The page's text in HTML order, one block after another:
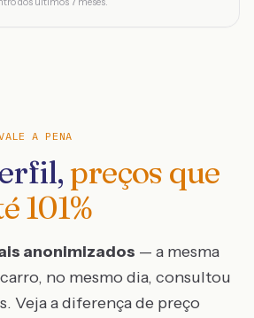
A PENA
preços que
101%
anonimizados — a mesma
no mesmo dia, consultou
Veja a diferença de preço